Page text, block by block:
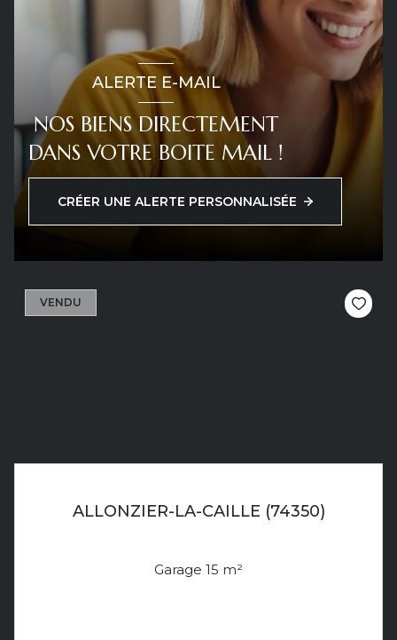
ALERTE E-MAIL
NOS BIENS DIRECTEMENT
DANS VOTRE BOITE MAIL !
CRÉER UNE ALERTE PERSONNALISÉE
VENDU
ALLONZIER-LA-CAILLE (74350)
Garage 15 m²